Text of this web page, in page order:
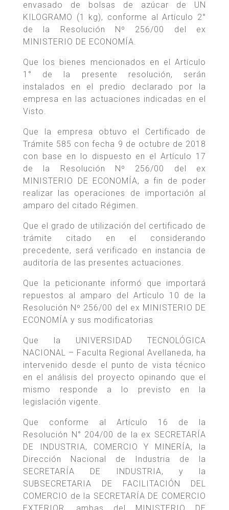
envasado de bolsas de azúcar de UN
KILOGRAMO (1 kg), conforme al Artículo 2°
de la Resolución Nº 256/00 del ex
MINISTERIO DE ECONOMÍA.
Que los bienes mencionados en el Artículo
1° de la presente resolución, serán
instalados en el predio declarado por la
empresa en las actuaciones indicadas en el
Visto.
Que la empresa obtuvo el Certificado de
Trámite 585 con fecha 9 de octubre de 2018
con base en lo dispuesto en el Artículo 17
de la Resolución Nº 256/00 del ex
MINISTERIO DE ECONOMÍA, a fin de poder
realizar las operaciones de importación al
amparo del citado Régimen.
Que el grado de utilización del certificado de
trámite citado en el considerando
precedente, será verificado en instancia de
auditoría de las presentes actuaciones.
Que la peticionante informó que importará
repuestos al amparo del Artículo 10 de la
Resolución Nº 256/00 del ex MINISTERIO DE
ECONOMÍA y sus modificatorias
Que la UNIVERSIDAD TECNOLÓGICA
NACIONAL – Faculta Regional Avellaneda, ha
intervenido desde el punto de vista técnico
en el análisis del proyecto opinando que el
mismo responde a lo previsto en la
legislación vigente.
Que conforme al Artículo 16 de la
Resolución N° 204/00 de la ex SECRETARÍA
DE INDUSTRIA, COMERCIO Y MINERÍA, la
Dirección Nacional de Industria de la
SECRETARÍA DE INDUSTRIA, y la
SUBSECRETARIA DE FACILITACIÓN DEL
COMERCIO de la SECRETARÍA DE COMERCIO